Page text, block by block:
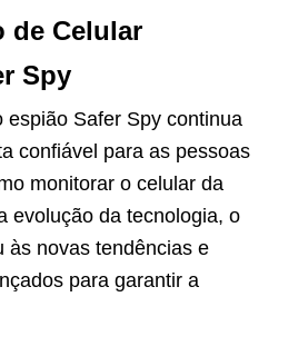
de Celular
Spy
espião Safer Spy continua
confiável para as pessoas
monitorar o celular da
evolução da tecnologia, o
às novas tendências e
para garantir a